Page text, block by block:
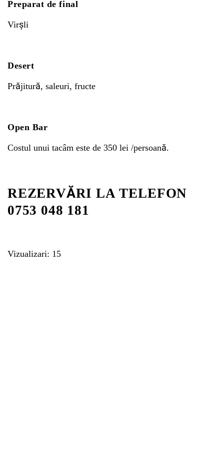
Preparat de final
Virşli
Desert
Prăjitură, saleuri, fructe
Open Bar
Costul unui tacâm este de 350 lei /persoană.
REZERVĂRI LA TELEFON
0753 048 181
Vizualizari: 15